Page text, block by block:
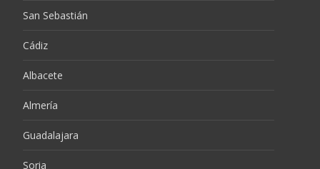
San Sebastián
Cádiz
Albacete
Almería
Guadalajara
Soria